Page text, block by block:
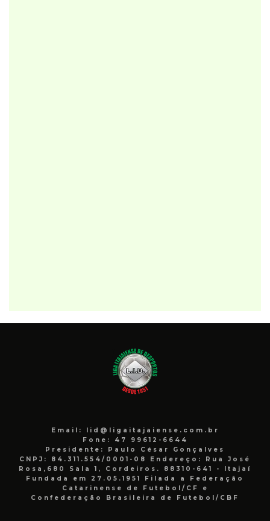
Email: lid@ligaitajaiense.com.br
Fone: 47 99612-6644
Presidente: Paulo César Gonçalves
CNPJ: 84.311.554/0001-08 Endereço: Rua José
Rosa,680 Sala 1, Cordeiros. 88310-641 - Itajaí
Fundada em 27.05.1951 Filada a Federação
Catarinense de Futebol/CF e
Confederação Brasileira de Futebol/CBF